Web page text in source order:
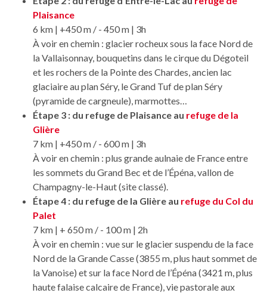
Plaisance
6 km | +450 m / - 450 m | 3h
À voir en chemin : glacier rocheux sous la face Nord de
la Vallaisonnay, bouquetins dans le cirque du Dégoteil
et les rochers de la Pointe des Chardes, ancien lac
glaciaire au plan Séry, le Grand Tuf de plan Séry
(pyramide de cargneule), marmottes…
Étape 3 : du refuge de Plaisance au refuge de la
Glière
7 km | +450 m / - 600 m | 3h
À voir en chemin : plus grande aulnaie de France entre
les sommets du Grand Bec et de l’Épéna, vallon de
Champagny-le-Haut (site classé).
Étape 4 : du refuge de la Glière au refuge du Col du
Palet
7 km | + 650 m / - 100 m | 2h
À voir en chemin : vue sur le glacier suspendu de la face
Nord de la Grande Casse (3855 m, plus haut sommet de
la Vanoise) et sur la face Nord de l’Épéna (3421 m, plus
haute falaise calcaire de France), vie pastorale aux